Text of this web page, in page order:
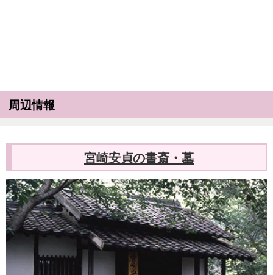
周辺情報
宮崎安貞の書斎・墓